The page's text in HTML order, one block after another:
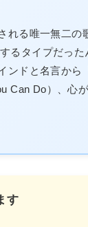
れる唯一無二の
るタイプだっ
ドと名言から
Can Do）、心
す